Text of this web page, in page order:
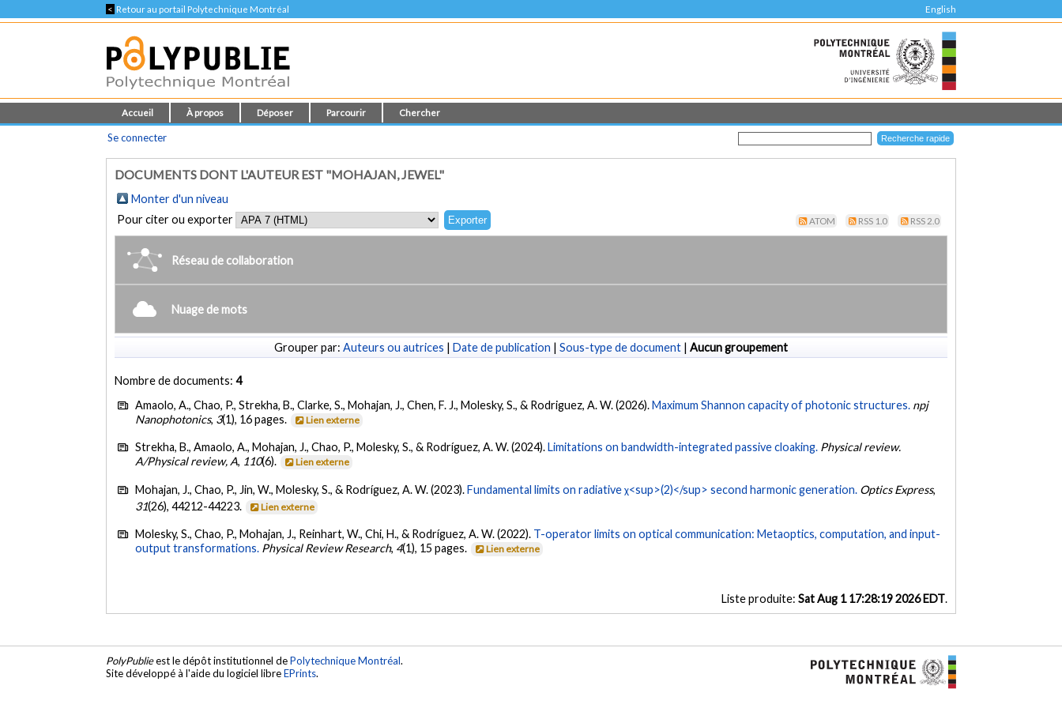
< Retour au portail Polytechnique Montréal English
Accueil À propos Déposer Parcourir Chercher
Se connecter
DOCUMENTS DONT L'AUTEUR EST "MOHAJAN, JEWEL"
Monter d'un niveau
Pour citer ou exporter
ATOM RSS 1.0 RSS 2.0
Réseau de collaboration
Nuage de mots
Grouper par: Auteurs ou autrices | Date de publication | Sous-type de document | Aucun groupement
Nombre de documents:4
Amaolo, A., Chao, P., Strekha, B., Clarke, S., Mohajan, J., Chen, F. J., Molesky, S., & Rodriguez, A. W. (2026).Maximum Shannon capacity of photonic structures. npj
Nanophotonics, 3(1), 16 pages. Lien externe
Strekha, B., Amaolo, A., Mohajan, J., Chao, P., Molesky, S., & Rodríguez, A. W. (2024).Limitations on bandwidth-integrated passive cloaking. Physical review.
A/Physical review, A, 110(6). Lien externe
Mohajan, J., Chao, P., Jin, W., Molesky, S., & Rodríguez, A. W. (2023).Fundamental limits on radiative χ<sup>(2)</sup> second harmonic generation. Optics Express,
31(26), 44212-44223. Lien externe
Molesky, S., Chao, P., Mohajan, J., Reinhart, W., Chi, H., & Rodríguez, A. W. (2022). T-operator limits on optical communication: Metaoptics, computation, and input-
output transformations. Physical Review Research, 4(1), 15 pages. Lien externe
Liste produite: Sat Aug 1 17:28:19 2026 EDT.
PolyPublieest le dépôt institutionnel dePolytechnique Montréal.
Site développé à l'aide du logiciel libreEPrints.